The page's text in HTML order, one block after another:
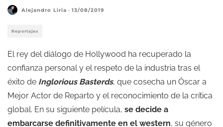
Alejandro Liria · 13/08/2019
Reportajes
El rey del diálogo de Hollywood ha recuperado la
confianza personal y el respeto de la industria tras el
éxito de Inglorious Basterds, que cosecha un Óscar a
Mejor Actor de Reparto y el reconocimiento de la crítica
global. En su siguiente película, se decide a
embarcarse definitivamente en el western, su género